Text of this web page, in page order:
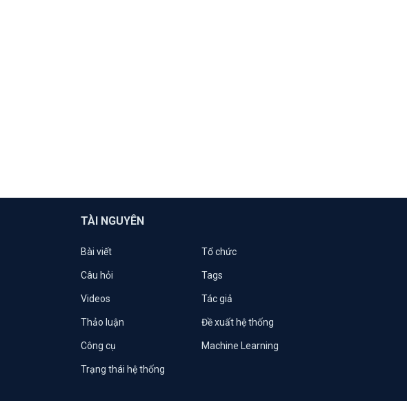
TÀI NGUYÊN
Bài viết Tổ chức
Câu hỏi Tags
Videos Tác giả
Thảo luận Đề xuất hệ thống
Công cụ Machine Learning
Trạng thái hệ thống